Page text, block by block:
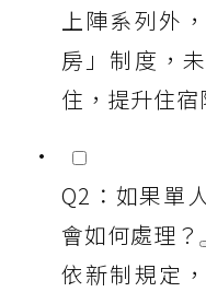
上陣系列外
房」制度，
住，提升住宿
Q2：如果單
會如何處理？
依新制規定